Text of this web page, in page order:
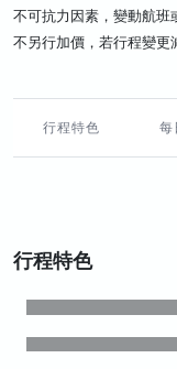
不可抗力因素，變動航班
不另行加價，若行程變更
行程特色 每
行程特色